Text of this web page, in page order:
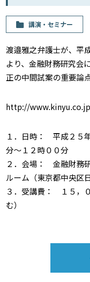
講演・セミナー
渡邉雅之弁護士が、平
より、金融財務研究会
正の中間試案の重要論
http://
１．日時： 平成２５
分〜１２時００分
２．会場： 金融財務
ルーム（東京都中央区
３．受講費： １５，
む）